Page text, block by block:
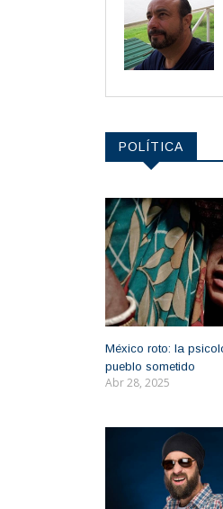
POLÍTICA
México roto: la
pueblo sometido
Abr 28, 2025